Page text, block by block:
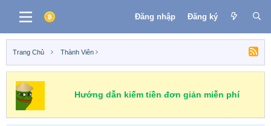
Đăng nhập Đăng ký
Trang Chủ Thành Viên
Hướng dẫn kiếm tiền đơn giản miễn phí